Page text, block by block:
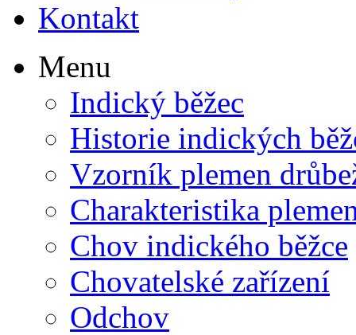
Kontakt
Menu
Indický běžec
Historie indických
Vzorník plemen
Charakteristika
Chov indického běžce
Chovatelské zařízení
Odchov